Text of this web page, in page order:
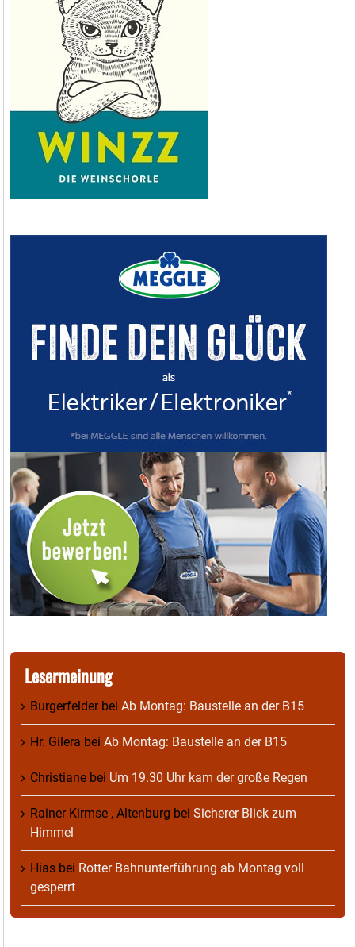
Lesermeinung
Burgerfelderbei Ab Montag: Baustelle an der B15
Hr. Gilera bei Ab Montag: Baustelle an der B15
Christiane bei Um 19.30 Uhr kam der große Regen
Rainer Kirmse , Altenburg bei Sicherer Blick zum
Himmel
Hias bei Rotter Bahnunterführung ab Montag voll
gesperrt